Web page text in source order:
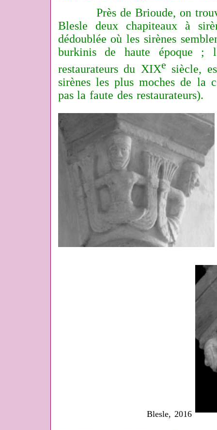
Près de Brioude, on
Blesle deux chapiteaux à
dédoublée où les sirènes
burkinis de haute époque ;
restaurateurs du XIXe siècle,
sirènes les plus moches de la
pas la faute des restaurateurs).
Blesle, 2016